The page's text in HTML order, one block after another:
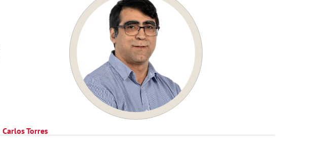
Carlos Torres